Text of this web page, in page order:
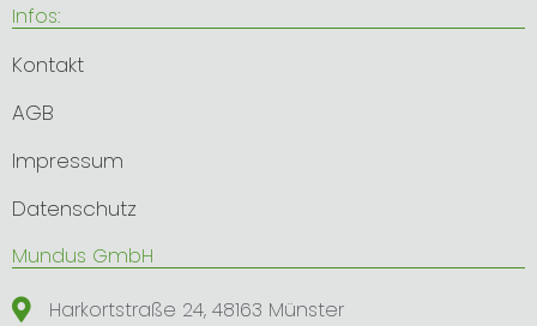
Infos:
Kontakt
AGB
Impressum
Datenschutz
​Mundus GmbH
Harkortstraße 24, 48163 Münster